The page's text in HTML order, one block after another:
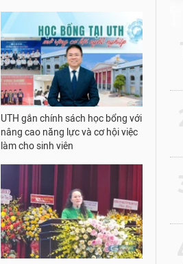
UTH gắn chính sách học bổng với
nâng cao năng lực và cơ hội việc
làm cho sinh viên